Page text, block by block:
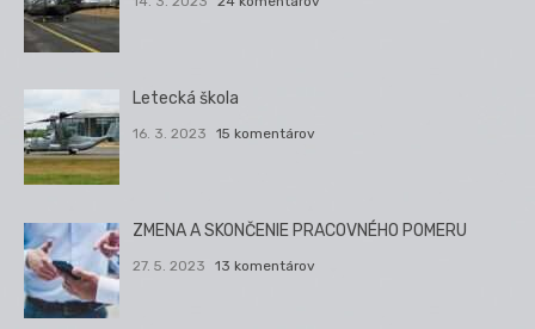
Letecká škola
16. 3. 2023 15 komentárov
ZMENA A SKONČENIE PRACOVNÉHO POMERU
27. 5. 2023 13 komentárov